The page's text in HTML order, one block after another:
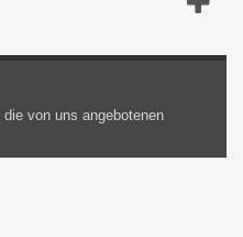
von uns angebotenen